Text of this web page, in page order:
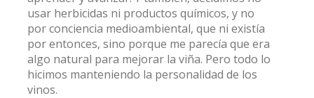
usar herbicidas ni productos químicos, y no
por conciencia medioambiental, que ni existía
por entonces, sino porque me parecía que era
algo natural para mejorar la viña. Pero todo lo
hicimos manteniendo la personalidad de los
vinos.